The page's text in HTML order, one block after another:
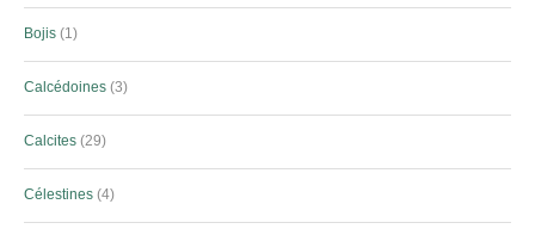
Bojis 1
Calcédoines 3
Calcites 29
Célestines 4